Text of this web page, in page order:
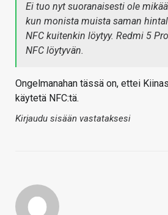
Ei tuo nyt suoranaisesti ole
kun monista muista saman
NFC kuitenkin löytyy. Redmi 5
NFC löytyvän.
Ongelmanahan tässä on, ettei
käytetä NFC:tä.
Kirjaudu sisään vastataksesi